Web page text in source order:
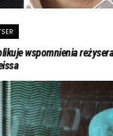
wspomnienia